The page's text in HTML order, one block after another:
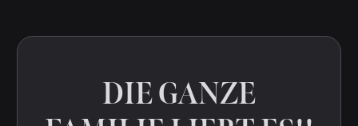
DIE GANZE